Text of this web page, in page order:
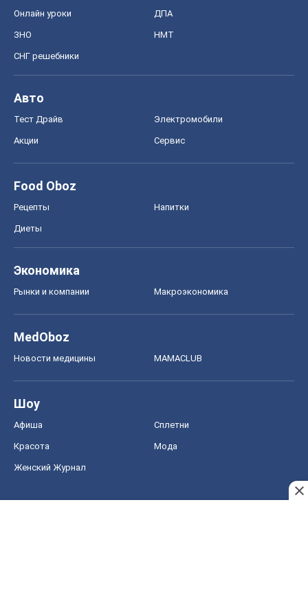
Онлайн уроки ДПА
ЗНО НМТ
СНГ решебники
Авто
Тест Драйв Электромобили
Акции Сервис
Food Oboz
Рецепты Напитки
Диеты
Экономика
Рынки и компании Mакроэкономика
MedOboz
Новости медицины MAMACLUB
Шоу
Афиша Сплетни
Красота Мода
Женский Журнал